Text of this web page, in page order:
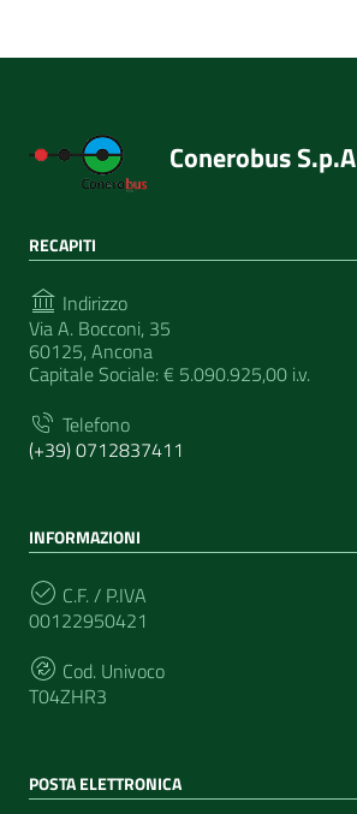
Conerobus S.p.A
RECAPITI
Indirizzo
Via A. Bocconi, 35
60125, Ancona
Capitale Sociale: € 5.090.925,00 i.v.
Telefono
(+39) 0712837411
INFORMAZIONI
C.F. / P.IVA
00122950421
Cod. Univoco
T04ZHR3
POSTA ELETTRONICA